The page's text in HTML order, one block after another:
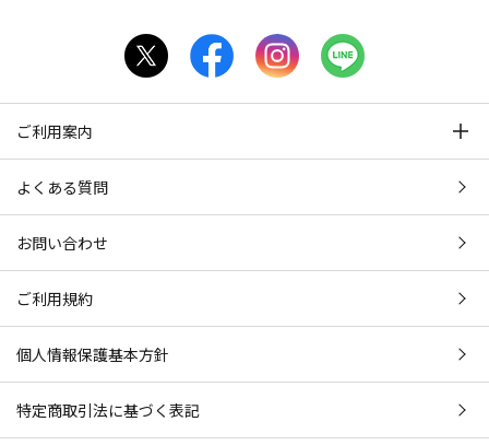
ご利用案内
よくある質問
お問い合わせ
ご利用規約
個人情報保護基本方針
特定商取引法に基づく表記